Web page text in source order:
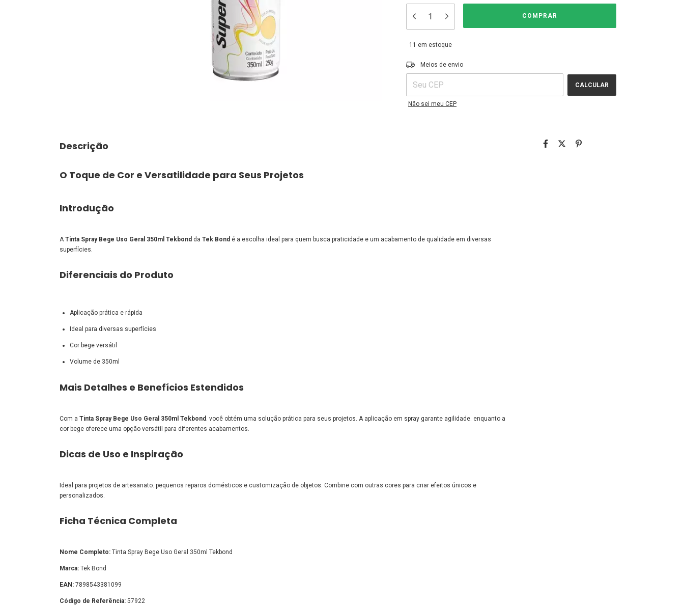
11 em estoque
Entregas para o CEP:
Meios de envio
CALCULAR
Não sei meu CEP
Descrição
O Toque de Cor e Versatilidade para Seus Projetos
Introdução
ATinta Spray Bege Uso Geral 350ml Tekbond da Tek Bond é a escolha ideal para quem busca praticidade e um acabamento de qualidade em diversas
superfícies.
Diferenciais do Produto
Aplicação prática e rápida
Ideal para diversas superfícies
Cor bege versátil
Volume de 350ml
Mais Detalhes e Benefícios Estendidos
Com a Tinta Spray Bege Uso Geral 350ml Tekbond . você obtém uma solução prática para seus projetos. A aplicação em spray garante agilidade. enquanto a
cor bege oferece uma opção versátil para diferentes acabamentos.
Dicas de Uso e Inspiração
Ideal para projetos de artesanato. pequenos reparos domésticos e customização de objetos. Combine com outras cores para criar efeitos únicos e
personalizados.
Ficha Técnica Completa
Nome Completo: Tinta Spray Bege Uso Geral 350ml Tekbond
Marca: Tek Bond
EAN: 7898543381099
Código de Referência: 57922